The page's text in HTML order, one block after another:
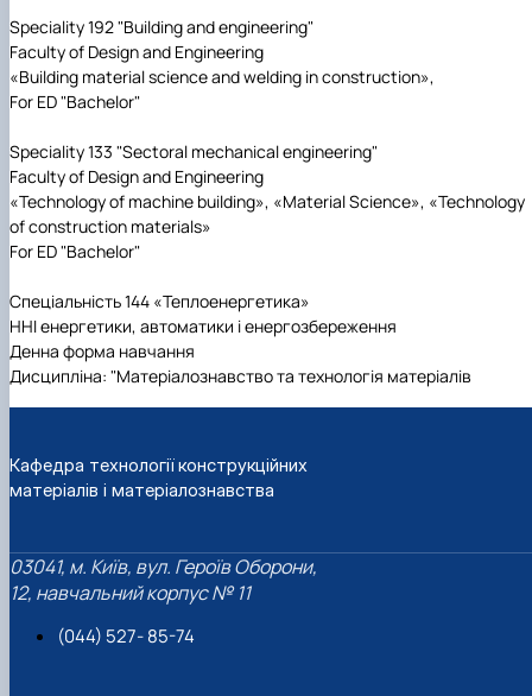
Speciality 192 "Building and engineering"
Faculty of Design and Engineering
«Building material science and welding in construction»,
For ED "Bachelor"
Speciality 133 "Sectoral mechanical engineering"
Faculty of Design and Engineering
«Technology of machine building», «Material Science», «Technology
of construction materials»
For ED "Bachelor"
Спеціальність 144 «Теплоенергетика»
ННІ енергетики, автоматики і енергозбереження
Денна форма навчання
Дисципліна: "Матеріалознавство та технологія матеріалів
Кафедра технології конструкційних
матеріалів і матеріалознавства
03041, м. Київ, вул. Героїв Оборони,
12, навчальний корпус № 11
(044) 527- 85-74